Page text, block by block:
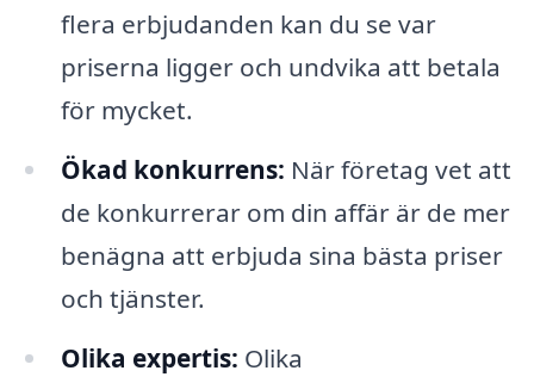
flera erbjudanden kan du se var
priserna ligger och undvika att betala
för mycket.
Ökad konkurrens: När företag vet att
de konkurrerar om din affär är de mer
benägna att erbjuda sina bästa priser
och tjänster.
Olika expertis: Olika